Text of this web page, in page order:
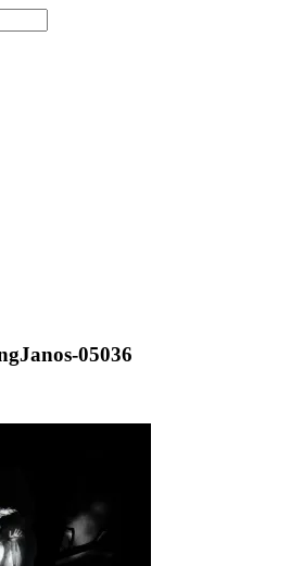
05036